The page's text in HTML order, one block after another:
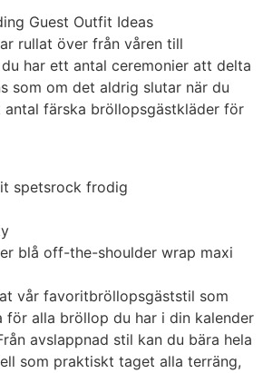
Guest Outfit Ideas
rullat över från våren till
har ett antal ceremonier att delta
som om det aldrig slutar när du
antal färska bröllopsgästkläder för
spetsrock frodig
blå off-the-shoulder wrap maxi
vår favoritbröllopsgäststil som
för alla bröllop du har i din kalender
avslappnad stil kan du bära hela
som praktiskt taget alla terräng,